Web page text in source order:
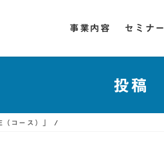
事業内容 セミナ
投稿
コース）」